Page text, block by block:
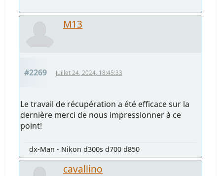
M13
#2269 Juillet 24, 2024, 18:45:33
Le travail de récupération a été efficace sur la
dernière merci de nous impressionner à ce
point!
dx-Man - Nikon d300s d700 d850
cavallino